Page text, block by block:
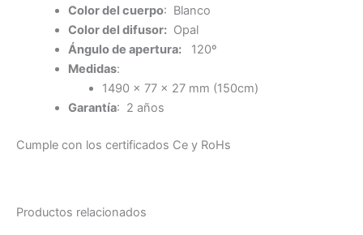
Color del cuerpo: Blanco
Color del difusor:Opal
Ángulo de apertura:120º
Medidas:
1490 x 77 x 27 mm (150cm)
Garantía: 2 años
Cumple con los certificados Ce y RoHs
Productos relacionados